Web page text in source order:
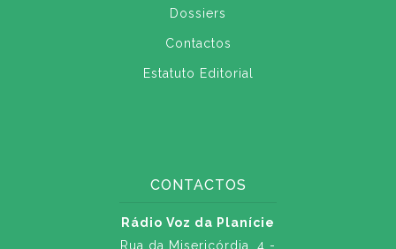
Dossiers
Contactos
Estatuto Editorial
CONTACTOS
Rádio Voz da Planície
Rua da Misericórdia, 4 -